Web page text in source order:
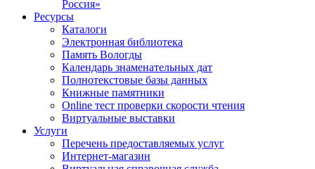
Россия»
Ресурсы
Каталоги
Электронная библиотека
Память Вологды
Календарь знаменательных дат
Полнотекстовые базы данных
Книжные памятники
Online тест проверки скорости чтения
Виртуальные выставки
Услуги
Перечень предоставляемых услуг
Интернет-магазин